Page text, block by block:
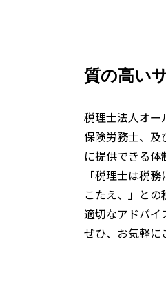
質の高い
税理士法人オー
保険労務士、及
に提供できる体
「税理士は税
こたえ、」と
適切なアドバイ
ぜひ、お気軽に